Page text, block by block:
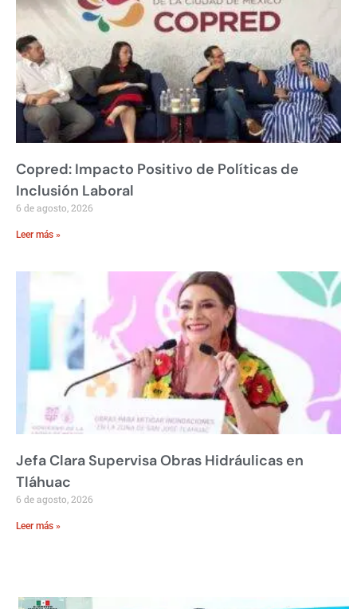
Copred: Impacto Positivo de Políticas de
Inclusión Laboral
6 de agosto, 2026
Leer más »
Jefa Clara Supervisa Obras Hidráulicas en
Tláhuac
6 de agosto, 2026
Leer más »